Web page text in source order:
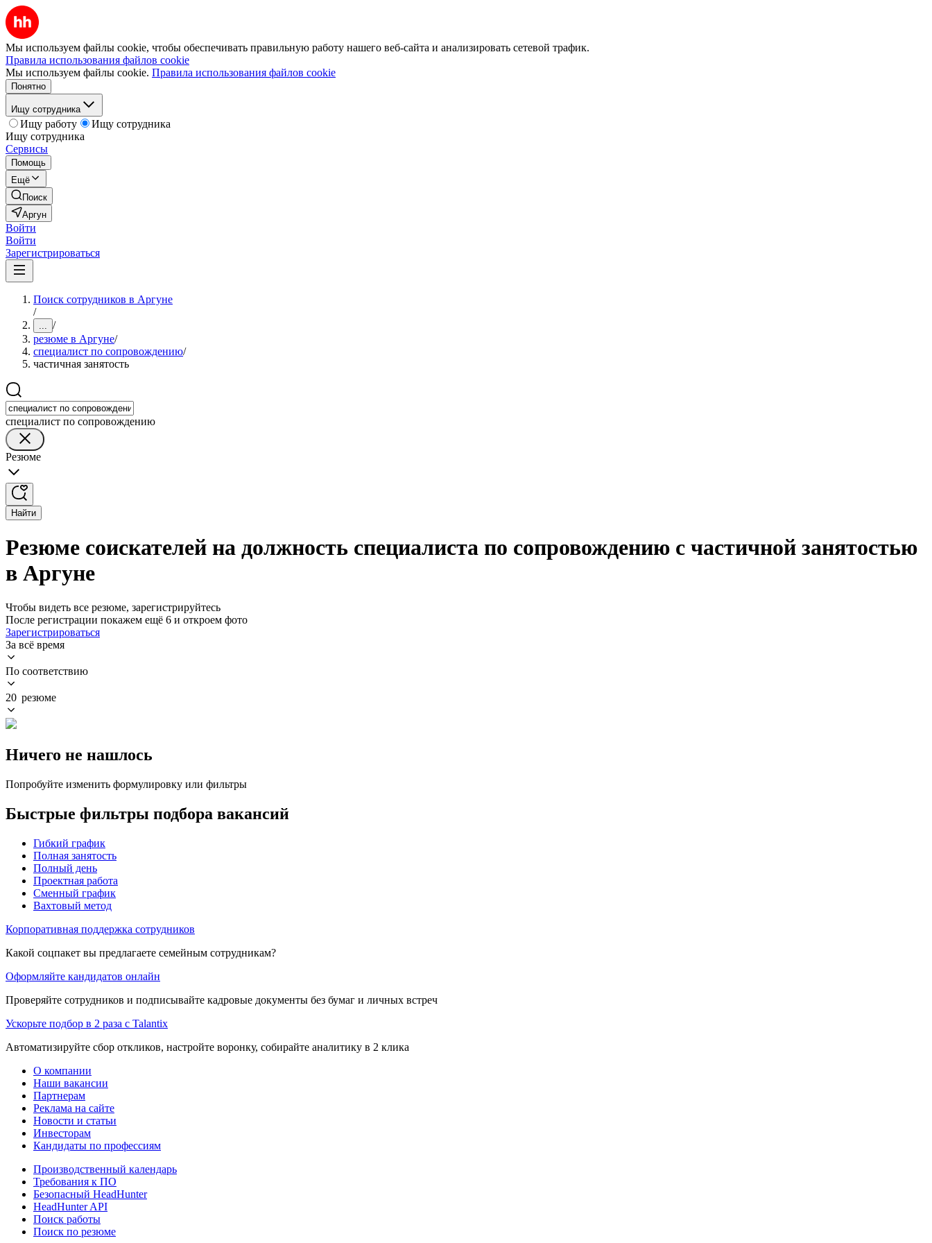
Мы используем файлы cookie, чтобы обеспечивать правильную работу нашего веб-сайта и анализировать сетевой трафик.
Правила использования файлов cookie
Мы используем файлы cookie. Правила использования файлов cookie
Понятно
Ищу сотрудника
Ищу работу
Ищу сотрудника
Ищу сотрудника
Сервисы
Помощь
Ещё
Поиск
Аргун
Войти
Войти
Зарегистрироваться
Поиск сотрудников в Аргуне
/
... /
резюме в Аргуне/
специалист по сопровождению/
частичная занятость
специалист по сопровождению
Резюме
Найти
Резюме соискателей на должность специалиста по сопровождению с частичной занятостью
в Аргуне
Чтобы видеть все резюме, зарегистрируйтесь
После регистрации покажем ещё 6 и откроем фото
Зарегистрироваться
За всё время
По соответствию
20 резюме
Ничего не нашлось
Попробуйте изменить формулировку или фильтры
Быстрые фильтры подбора вакансий
Гибкий график
Полная занятость
Полный день
Проектная работа
Сменный график
Вахтовый метод
Корпоративная поддержка сотрудников
Какой соцпакет вы предлагаете семейным сотрудникам?
Оформляйте кандидатов онлайн
Проверяйте сотрудников и подписывайте кадровые документы без бумаг и личных встреч
Ускорьте подбор в 2 раза с Talantix
Автоматизируйте сбор откликов, настройте воронку, собирайте аналитику в 2 клика
О компании
Наши вакансии
Партнерам
Реклама на сайте
Новости и статьи
Инвесторам
Кандидаты по профессиям
Производственный календарь
Требования к ПО
Безопасный HeadHunter
HeadHunter API
Поиск работы
Поиск по резюме